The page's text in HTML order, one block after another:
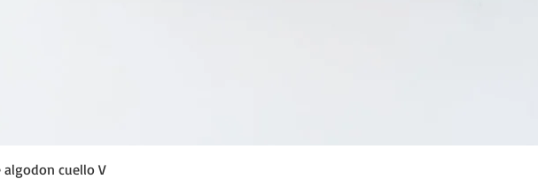
algodon cuello V